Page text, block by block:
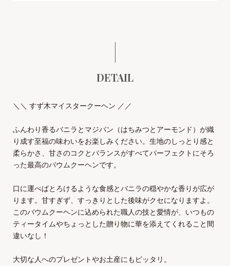
DETAIL
＼＼ すず木マイスタークーヘン ／／
ふんわり香るバニラとマジパン（はちみつとアーモンド）が織
り成す至福の味わいをお楽しみください。生地のしっとり感と
柔らかさ、甘さのコクとバランスがすべてパーフェクトにそろ
った最高のバウムクーヘンです。
口に運べばとろけるような食感とバニラの穏やかな香りが広が
ります。甘すぎず、すっきりとした後味がクセになりますよ。
このバウムクーヘンに込められた職人の技と愛情が、いつもの
ティータイムやちょっとした贈り物に華を添えてくれること間
違いなし！
大切な人へのプレゼントやお土産にもピッタリ。